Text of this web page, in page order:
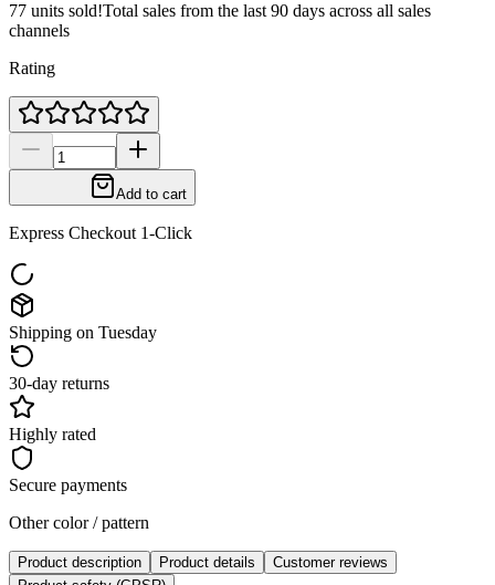
77 units sold!Total sales from the last 90 days across all sales
channels
Rating
Add to cart
Express Checkout 1-Click
Shipping on Tuesday
30-day returns
Highly rated
Secure payments
Other color / pattern
Product description Product details
Customer reviews